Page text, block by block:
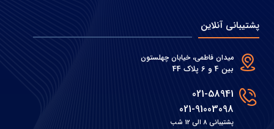
پشتیبانی آنلاین
میدان فاطمی، خیابان چهلستون
بین 4 و 6 پلاک 44
021-58941
021-91003098
پشتیبانی 8 الی 12 شب